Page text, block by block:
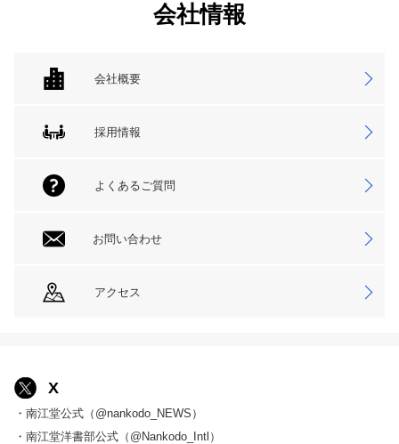
会社情報
会社概要
採用情報
よくあるご質問
お問い合わせ
アクセス
X
・南江堂公式（@nankodo_NEWS）
・南江堂洋書部公式（@Nankodo_Intl）